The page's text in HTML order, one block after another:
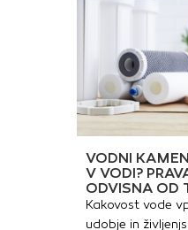
VODNI
V VODI?
ODVISNA OD
Kakovost vode
udobje in